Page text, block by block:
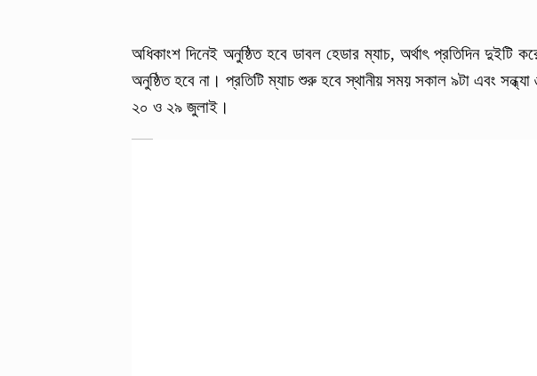
অধিকাংশ দিনেই অনুষ্ঠিত হবে ডাবল হেডার ম্যাচ, অর্থাৎ প্রতিদিন
অনুষ্ঠিত হবে না। প্রতিটি ম্যাচ শুরু হবে স্থানীয় সময় সকাল ৯টা এবং সন্ধ্যা
২০ ও ২৯ জুলাই।